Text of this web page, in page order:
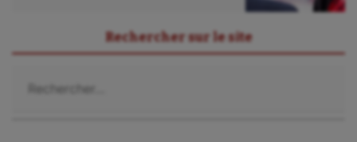
Rechercher sur le site